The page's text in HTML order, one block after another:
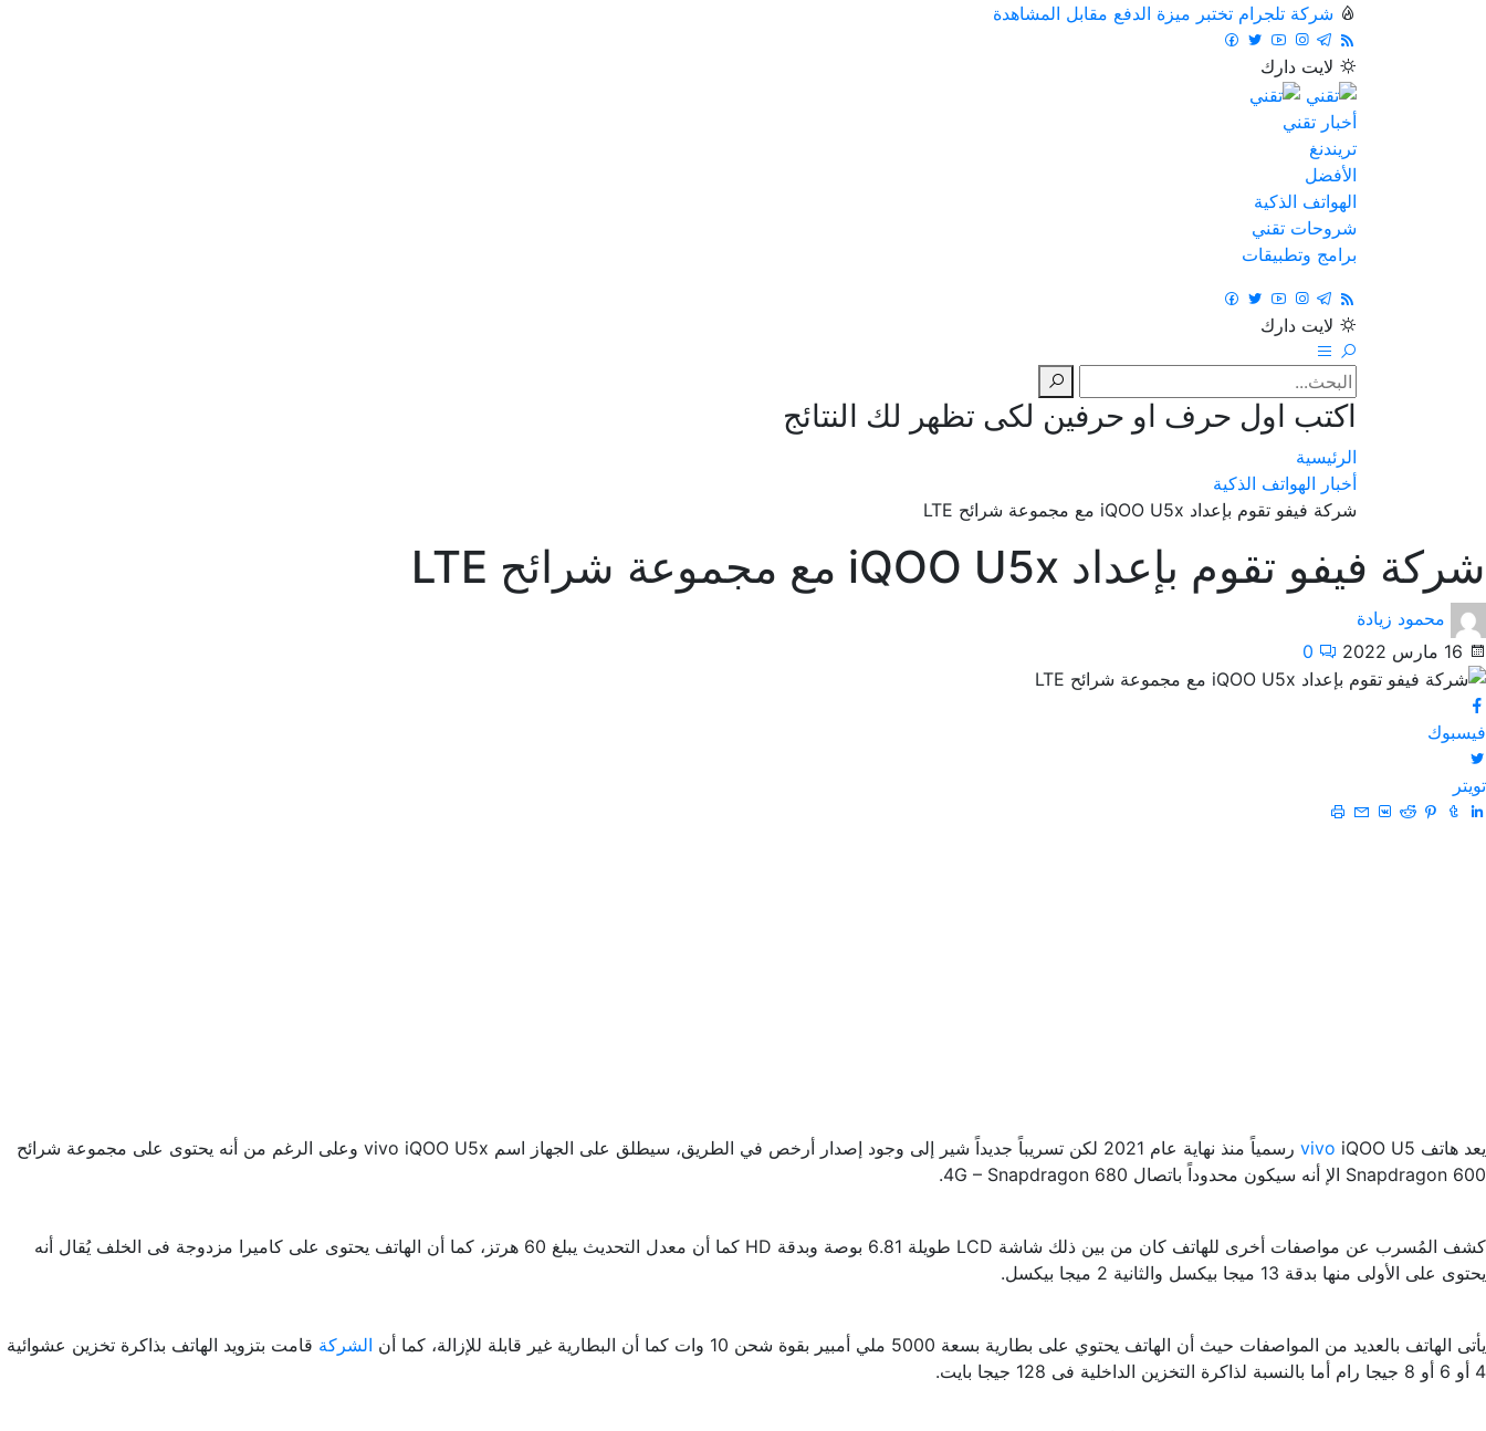
شركة تلجرام تختبر ميزة الدفع مقابل المشاهدة
لايت دارك
أخبار تقني
تريندنغ
الأفضل
الهواتف الذكية
شروحات تقني
برامج وتطبيقات
لايت دارك
اكتب اول حرف او حرفين لكى تظهر لك النتائج
الرئيسية
أخبار الهواتف الذكية
شركة فيفو تقوم بإعداد iQOO U5x مع مجموعة شرائح LTE
شركة فيفو تقوم بإعداد iQOO U5x مع مجموعة شرائح LTE
محمود زيادة
16 مارس 2022
0
فيسبوك
تويتر
يعد هاتف vivo
iQOO U5 رسمياً منذ نهاية عام 2021 لكن تسريباً جديداً شير إلى وجود إصدار أرخص في الطريق، سيطلق على الجهاز اسم vivo iQOO U5x وعلى الرغم من أنه يحتوى على مجموعة شرائح
Snapdragon 600 الإ أنه سيكون محدوداً باتصال 4G – Snapdragon 680.
كشف المُسرب عن مواصفات أخرى للهاتف كان من بين ذلك شاشة LCD طويلة 6.81 بوصة وبدقة HD كما أن معدل التحديث يبلغ 60 هرتز، كما أن الهاتف يحتوى على كاميرا مزدوجة فى الخلف يُقال أنه
يحتوى على الأولى منها بدقة 13 ميجا بيكسل والثانية 2 ميجا بيكسل.
يأتى الهاتف بالعديد من المواصفات حيث أن الهاتف يحتوي على بطارية بسعة 5000 ملي أمبير بقوة شحن 10 وات كما أن البطارية غير قابلة للإزالة، كما أن الشركة قامت بتزويد الهاتف بذاكرة تخزين عشوائية
4 أو 6 أو 8 جيجا رام أما بالنسبة لذاكرة التخزين الداخلية فى 128 جيجا بايت.